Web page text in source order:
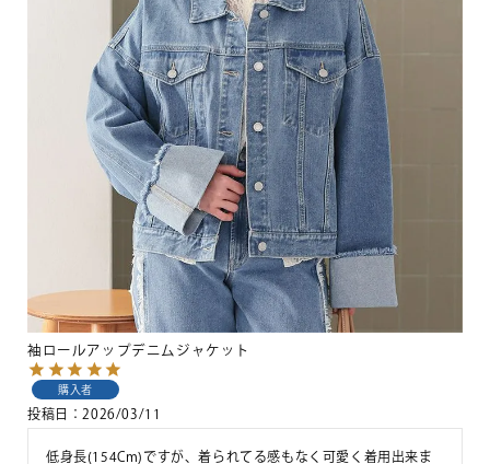
袖ロールアップデニムジャケット
購入者
投稿日 2026/03/11
低身長(154Cm)ですが、着られてる感もなく可愛く着用出来ま